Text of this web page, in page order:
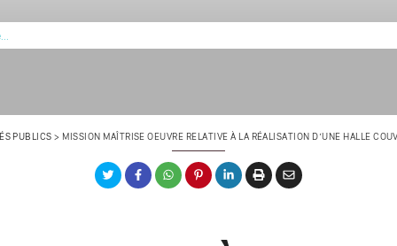
PUBLICS > MISSION MAÎTRISE OEUVRE RELATIVE À LA RÉALISATION D’UNE HALLE